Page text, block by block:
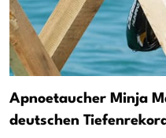
Apnoetaucher Minja
deutschen